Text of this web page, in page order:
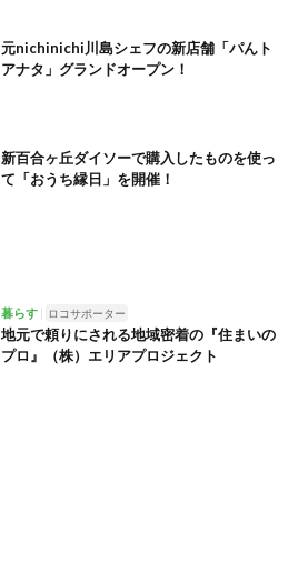
元nichinichi川島シェフの新店舗「パんト
アナタ」グランドオープン！
新百合ヶ丘ダイソーで購入したものを使っ
て「おうち縁日」を開催！
暮らす ロコサポーター
地元で頼りにされる地域密着の『住まいの
プロ』（株）エリアプロジェクト